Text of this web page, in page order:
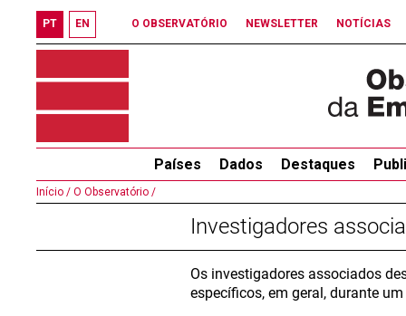
PT EN O OBSERVATÓRIO NEWSLETTER NOTÍCIAS
Países Dados Destaques
Início / O Observatório /
Investigadores
Os investigadores associados
específicos, em geral, durante